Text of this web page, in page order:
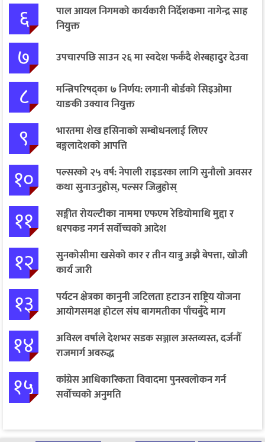
६
पाल आयल निगमको कार्यकारी निर्देशकमा नागेन्द्र साह
नियुक्त
७ उपचारपछि साउन २६ मा स्वदेश फर्कँदै शेरबहादुर देउवा
८
मन्त्रिपरिषद्का ७ निर्णय: लगानी बोर्डको सिइओमा
याङकी उक्याव नियुक्त
९
भारतमा शेख हसिनाको सम्बोधनलाई लिएर
बङ्गलादेशको आपत्ति
१०
पल्सरको २५ वर्ष: नेपाली राइडरका लागि सुनौलो अवसर
कथा सुनाउनुहोस्, पल्सर जित्नुहोस्
११
सङ्गीत रोयल्टीका नाममा एफएम रेडियोमाथि मुद्दा र
धरपकड नगर्न सर्वोच्चको आदेश
१२
सुनकोसीमा खसेको कार र तीन यात्रु अझै बेपत्ता, खोजी
कार्य जारी
१३
पर्यटन क्षेत्रका कानुनी जटिलता हटाउन राष्ट्रिय योजना
आयोगसमक्ष होटल संघ बागमतीका पाँचबुँदे माग
१४
अविरल वर्षाले देशभर सडक सञ्जाल अस्तव्यस्त, दर्जनौँ
राजमार्ग अवरुद्ध
१५
कांग्रेस आधिकारिकता विवादमा पुनरवलोकन गर्न
सर्वोच्चको अनुमति